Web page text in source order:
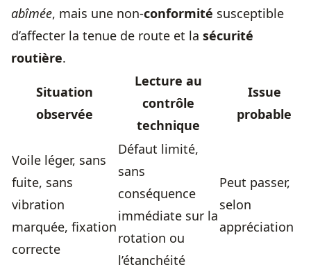
abîmée, mais une non-conformité susceptible
d’affecter la tenue de route et la sécurité
routière.
Situation
observée
Lecture au
contrôle
technique
Issue
probable
Voile léger, sans
fuite, sans
vibration
marquée, fixation
correcte
Défaut limité,
sans
conséquence
immédiate sur la
rotation ou
l’étanchéité
Peut passer,
selon
appréciation